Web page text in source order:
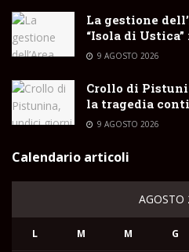
La gestione
“Isola di
9 AGOSTO 2026
Crollo di
la tragedia
9 AGOSTO 2026
Calendario articoli
AGOSTO
L M M G